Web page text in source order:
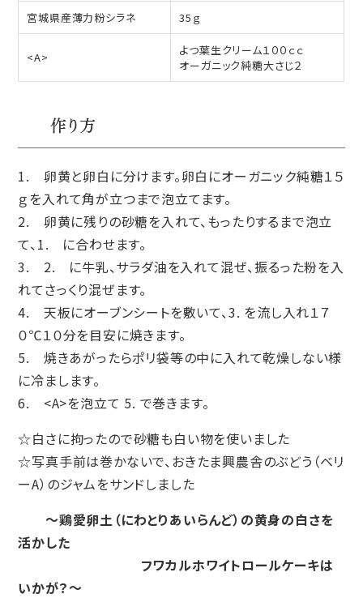
宮城県産薄力粉シラネ 35ｇ
<A>
よつ葉生クリーム１００ｃｃ
オーガニック純糖大さじ２
作り方
1. 卵黄と卵白に分けます。卵白にオーガニック純糖１５
ｇを入れて角が立つまで泡立てます。
2. 卵黄に残りの砂糖を入れて、もったりするまで泡立
て、1. に合わせます。
3. 2. に牛乳、サラダ油を入れて混ぜ、振るった粉を入
れてさっくり混ぜます。
4. 天板にオーブンシートを敷いて、3. を流し入れ１７
０℃１０分を目安に焼きます。
5. 焼きあがったらポリ袋等の中に入れて乾燥しない様
に冷まします。
6. <A>を泡立て 5. で巻きます。
☆白さに拘ったので砂糖も白い物を使いました
☆写真手前は巻かないで、おきたま興農舎のぶどう（ベリ
ーA）のジャムをサンドしました
〜鶏愛卵土（にわとりあいらんど）の黄身の白さを
活かした
フワカルホワイトロールケーキは
いかが？〜